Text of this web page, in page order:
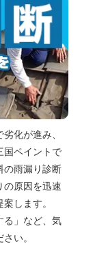
お気軽にご
劣化が進み、
ペイントで
の雨漏り診断
原因を迅速